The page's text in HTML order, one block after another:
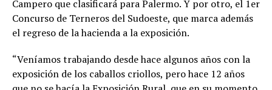
Campero que clasificará para Palermo. Y por otro, el 1er
Concurso de Terneros del Sudoeste, que marca además
el regreso de la hacienda a la exposición.
“Veníamos trabajando desde hace algunos años con la
exposición de los caballos criollos, pero hace 12 años